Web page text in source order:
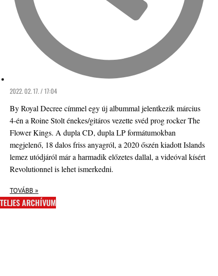
2022. 02. 17. / 17:04
By Royal Decree címmel egy új albummal jelentkezik március
4-én a Roine Stolt énekes/gitáros vezette svéd prog rocker The
Flower Kings. A dupla CD, dupla LP formátumokban
megjelenő, 18 dalos friss anyagról, a 2020 őszén kiadott Islands
lemez utódjáról már a harmadik előzetes dallal, a videóval kísért
Revolutionnel is lehet ismerkedni.
TOVÁBB »
TELJES ARCHÍVUM